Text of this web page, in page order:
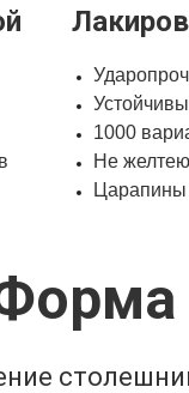
1000
Не
Царапины